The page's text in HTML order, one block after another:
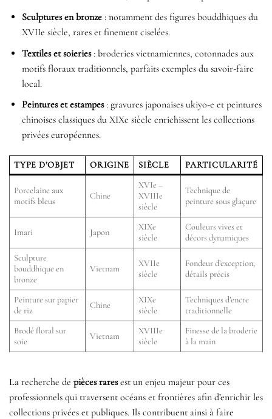
Sculptures en bronze: notamment des figures bouddhiques du
XVIIe siècle, rares et finement ciselées.
Textiles et soieries: broderies vietnamiennes, cotonnades aux
motifs floraux traditionnels, parfaits exemples du savoir-faire
local.
Peintures et estampes: gravures japonaises ukiyo-e et peintures
chinoises classiques du XIXe siècle enrichissent les collections
privées européennes.
TYPE D’OBJET ORIGINE SIÈCLE PARTICULARITÉ
Porcelaine aux
motifs bleus
Chine
XVIe –
XVIIIe
siècle
Technique de
peinture sous glaçure
Imari Japon
XIXe
siècle
Couleurs vives et
décors dynamiques
Sculpture
bouddhique en
bronze
Vietnam
XVIIe
siècle
Fondeur d’exception,
détails précis
Peinture sur papier
de riz
Chine
XIXe
siècle
Techniques d’encre
traditionnelle
Brodé floral sur
soie
Vietnam
XVIIIe
siècle
Finesse de la broderie
à la main
La recherche de pièces raresest un enjeu majeur pour ces
professionnels qui traversent océans et frontières afin d’enrichir les
collections privées et publiques. Ils contribuent ainsi à faire